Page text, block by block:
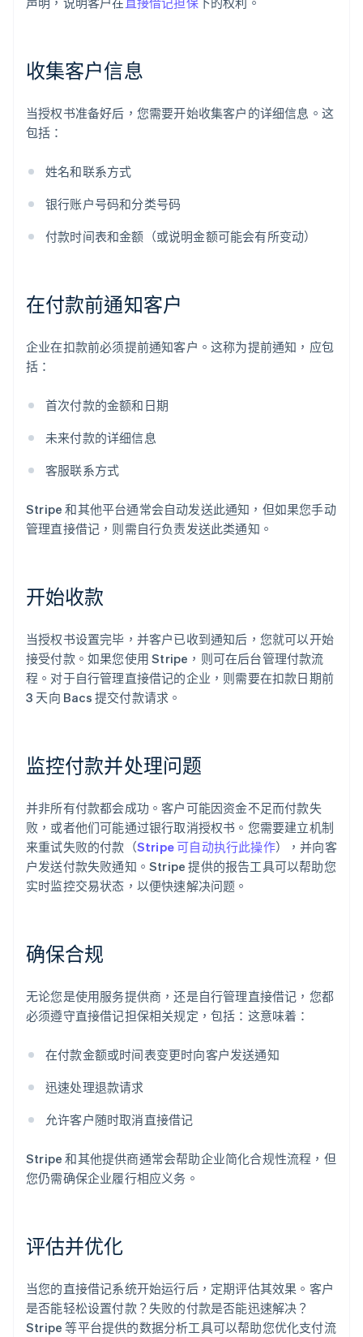
收集客户信息
当授权书准备好后，您需要开始收集客户的详细信息。这
包括：
姓名和联系方式
银行账户号码和分类号码
付款时间表和金额（或说明金额可能会有所变动）
在付款前通知客户
企业在扣款前必须提前通知客户。这称为提前通知，应包
括：
首次付款的金额和日期
未来付款的详细信息
客服联系方式
Stripe 和其他平台通常会自动发送此通知，但如果您手动
管理直接借记，则需自行负责发送此类通知。
开始收款
当授权书设置完毕，并客户已收到通知后，您就可以开始
接受付款。如果您使用 Stripe，则可在后台管理付款流
程。对于自行管理直接借记的企业，则需要在扣款日期前
3 天向 Bacs 提交付款请求。
监控付款并处理问题
并非所有付款都会成功。客户可能因资金不足而付款失
败，或者他们可能通过银行取消授权书。您需要建立机制
来重试失败的付款（Stripe 可自动执行此操作），并向客
户发送付款失败通知。Stripe 提供的报告工具可以帮助您
实时监控交易状态，以便快速解决问题。
确保合规
无论您是使用服务提供商，还是自行管理直接借记，您都
必须遵守直接借记担保相关规定，包括：这意味着：
在付款金额或时间表变更时向客户发送通知
迅速处理退款请求
允许客户随时取消直接借记
Stripe 和其他提供商通常会帮助企业简化合规性流程，但
您仍需确保企业履行相应义务。
评估并优化
当您的直接借记系统开始运行后，定期评估其效果。客户
是否能轻松设置付款？失败的付款是否能迅速解决？
Stripe 等平台提供的数据分析工具可以帮助您优化支付流